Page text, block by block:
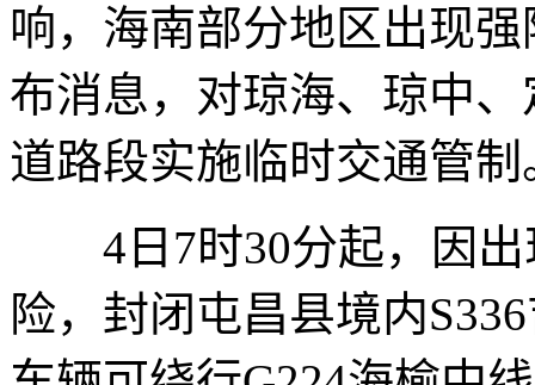
响，海南部分地区出现
布消息，对琼海、琼中
道路段实施临时交通管制
4日7时30分起，因出
险，封闭屯昌县境内